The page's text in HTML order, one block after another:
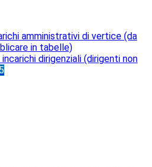
amministrativi di vertice (da
in tabelle)
dirigenziali (dirigenti non
5